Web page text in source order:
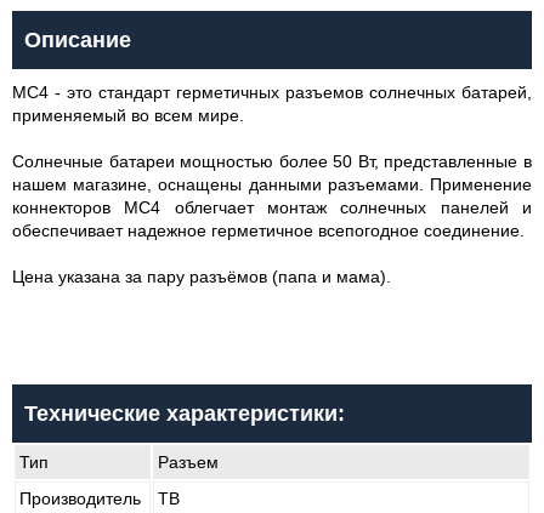
Описание
MC4 - это стандарт герметичных разъемов солнечных батарей,
применяемый во всем мире.
Солнечные батареи мощностью более 50 Вт, представленные в
нашем магазине, оснащены данными разъемами. Применение
коннекторов MC4 облегчает монтаж солнечных панелей и
обеспечивает надежное герметичное всепогодное соединение.
Цена указана за пару разъёмов (папа и мама).
Технические характеристики:
Тип
Разъем
Производитель
TB